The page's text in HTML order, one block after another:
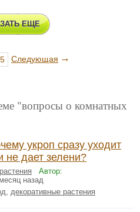
ЕЩЕ
5 Следующая →
"вопросы о комнатных
укроп сразу уходит
не дает зелени?
Автор:
назад
, декоративные растения